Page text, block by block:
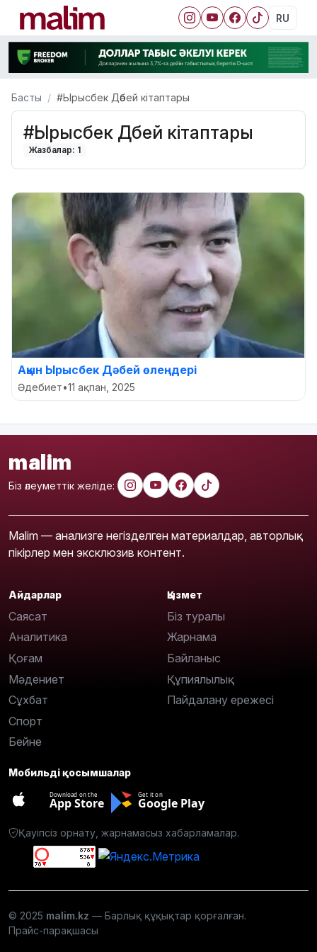
RU
Басты #Ырысбек Дәбей кітаптары
#Ырысбек Дәбей кітаптары
Жазбалар: 1
Ақын Ырысбек Дәбей өлеңдері
Әдебиет•11 ақпан, 2025
malim
Біз әлеуметтік желіде:
Malim — анализге негізделген материалдар, авторлық
пікірлер мен эксклюзив контент.
Айдарлар
Саясат
Аналитика
Қоғам
Мәдениет
Сұхбат
Спорт
Бейне
Қызмет
Біз туралы
Жарнама
Байланыс
Құпиялылық
Пайдалану ережесі
Мобильді қосымшалар
Download on the
App Store
Get it on
Google Play
Қауіпсіз орнату, жарнамасыз хабарламалар.
© 2025 malim.kz — Барлық құқықтар қорғалған.
Прайс-парақшасы